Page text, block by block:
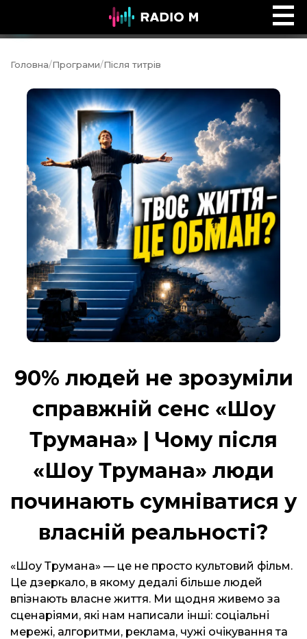
Дитячий майданчик
Головна/Програми/Після титрів
90% людей не зрозуміли
справжній сенс «Шоу
Трумана» | Чому після
«Шоу Трумана» люди
починають сумніватися у
власній реальності?
«Шоу Трумана» — це не просто культовий фільм.
Це дзеркало, в якому дедалі більше людей
впізнають власне життя. Ми щодня живемо за
сценаріями, які нам написали інші: соціальні
мережі, алгоритми, реклама, чужі очікування та